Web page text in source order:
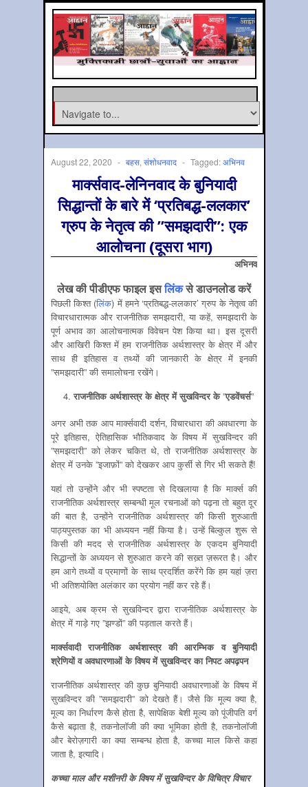
August 22, 2020 - बहस, संशोधनवाद - Tagged:अभिनव
मार्क्‍सवाद-लेनिनवाद के बुनियादी
सिद्धान्‍तों के बारे में ‘प्रतिबद्ध-ललकार’
ग्रुप के नेतृत्‍व की ”समझदारी”: एक
आलोचना (दूसरा भाग)
अभिनव
लेख की पीडीएफ फाइल इसलिंकसे डाउनलोड करें
पिछली किश्‍त (लिंक) में हमने ‘प्रतिबद्ध-ललकार’ ग्रुप के नेतृत्‍व की
विचारधारात्‍मक और राजनीतिक समझदारी, या कहें, समझदारी के
पूर्ण अभाव का आलोचनात्‍मक विवेचन पेश किया था। इस दूसरी
और आखिरी किश्‍त में हम राजनीतिक अर्थशास्‍त्र के क्षेत्र में और
साथ ही इतिहास व तथ्‍यों की जानकारी के क्षेत्र में इनकी
”समझदारी” की समालोचना रखेंगे।
राजनीतिक अर्थशास्‍त्र के क्षेत्र में सुखविन्‍दर के”एडवेंचर्स”
अगर अभी तक आप मार्क्‍सवादी दर्शन, विचारधारा की अवधारणा के
पूरे इतिहास, ऐतिहासिक भौतिकवाद के विषय में सुखविन्‍दर की
”समझदारी” को लेकर चकित थे, तो राजनीतिक अर्थशास्‍त्र के
क्षेत्र में उनके ”इजाफ़ों” को देखकर आप कुर्सी से गिर भी सकते हैं!
यहां तो उन्‍होंने और भी स्‍पष्‍टता से दिखलाया है कि मार्क्‍स की
राजनीतिक अर्थशास्‍त्र सम्‍बन्‍धी मूल रचनाओं को पढ़ना तो बहुत दूर
की बात है, उन्‍होंने राजनीतिक अर्थशास्‍त्र की किसी शुरुआती
पाठ्यपुस्‍तक का भी अध्‍ययन नहीं किया है। उन्‍हें बिल्‍कुल शुरू से
किसी की मदद से राजनीतिक अर्थशास्‍त्र के एकदम बुनियादी
सिद्धान्‍तों के अध्‍ययन से शुरुआत करने की सख्‍़त ज़रूरत है। और
हम आगे तथ्‍यों व प्रमाणों के साथ प्रदर्शित करेंगे कि हम यहां ज़रा
भी अतिशयोक्ति अलंकार का प्रयोग नहीं कर रहे हैं।
आइये, अब क्रम से सुखविन्‍दर द्वारा राजनीतिक अर्थशास्‍त्र के
क्षेत्र में गाड़े गए ”झण्‍डों” की पड़ताल करते हैं।
मार्क्‍सवादी राजनीतिक अर्थशास्‍त्र की आरम्भिक व बुनियादी
श्रेणियों व अवधारणाओं के विषय में सुखविन्‍दर का निपट अपढ़पन
राजनीतिक अर्थशास्‍त्र की कुछ बुनियादी अवधारणाओं के विषय में
सुखविन्‍दर की ”समझदारी” को देखते हैं। जैसे कि मूल्‍य क्‍या है,
मूल्‍य का निर्धारण कैसे होता है, सापेक्षिक बेशी मूल्‍य को पूंजीपति वर्ग
कैसे बढ़ाता है, तकनोलॉजी की क्‍या भूमिका होती है, तकनोलॉजी
और बेरोज़गारी का क्‍या सम्‍बन्‍ध होता है, कच्‍चा माल किसे कहा
जाता है, इत्‍यादि।
कच्‍चा माल और मशीनरी के विषय में सुखविन्‍दर के विचित्र विचार